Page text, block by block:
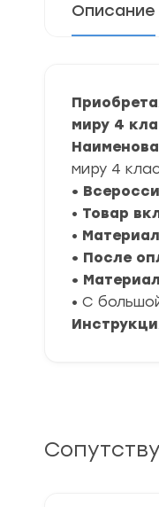
Описание
миру 4
миру 4
•
• Товар
•
• После
•
• С